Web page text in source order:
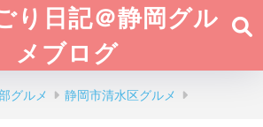
り日記＠静岡グル
メブログ
グルメ 静岡市清水区グルメ